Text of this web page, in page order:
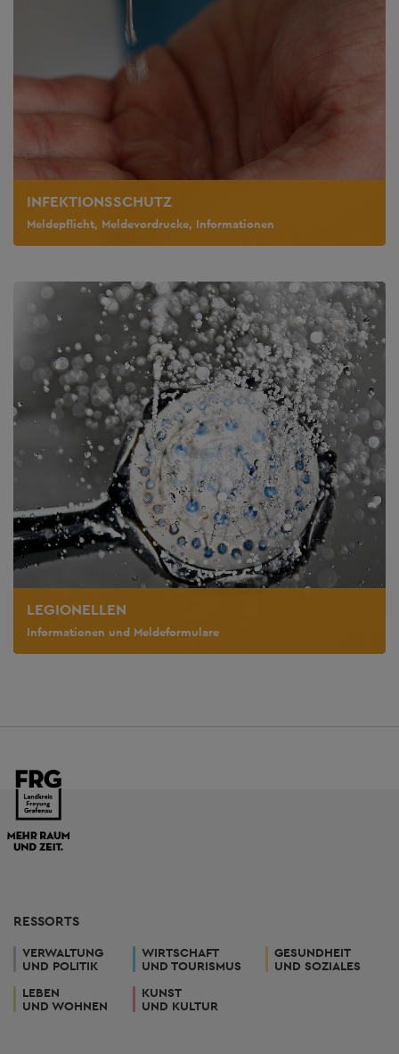
INFEKTIONSSCHUTZ
Meldepflicht, Meldevordrucke, Informationen
LEGIONELLEN
Informationen und Meldeformulare
RESSORTS
VERWALTUNG
UND POLITIK
WIRTSCHAFT
UND TOURISMUS
GESUNDHEIT
UND SOZIALES
LEBEN
UND WOHNEN
KUNST
UND KULTUR